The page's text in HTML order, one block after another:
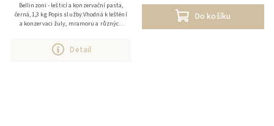
Detail
Bellinzoni - lešticí a konzervační pasta,
černá, 1,3 kg Popis služby:Vhodná k leštění
a konzervaci žuly, mramoru a různých
Do košíku